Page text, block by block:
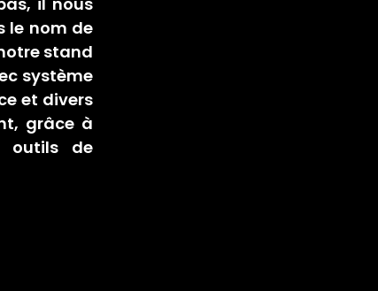
le nom de
stand
système
et divers
grâce à
outils de